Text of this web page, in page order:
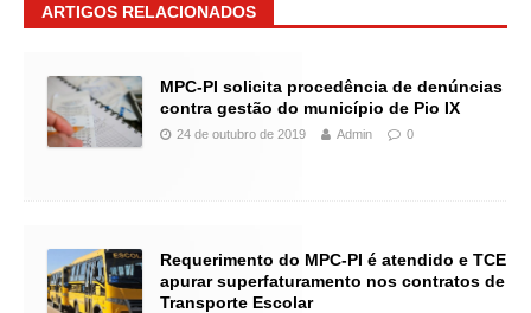
ARTIGOS RELACIONADOS
MPC-PI solicita procedência de denúncias
contra gestão do município de Pio IX
24 de outubro de 2019 Admin 0
Requerimento do MPC-PI é atendido e TCE irá
apurar superfaturamento nos contratos de
Transporte Escolar